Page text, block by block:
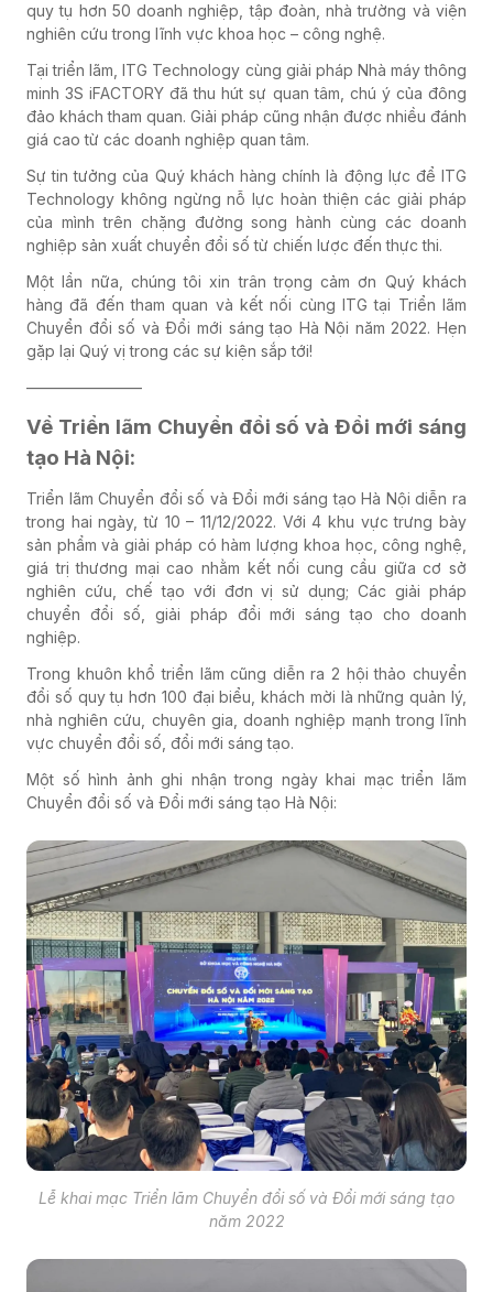
quy tụ hơn 50 doanh nghiệp, tập đoàn, nhà trường và viện
nghiên cứu trong lĩnh vực khoa học – công nghệ.
Tại triển lãm, ITG Technology cùng giải pháp Nhà máy thông
minh 3S iFACTORY đã thu hút sự quan tâm, chú ý của đông
đảo khách tham quan. Giải pháp cũng nhận được nhiều đánh
giá cao từ các doanh nghiệp quan tâm.
Sự tin tưởng của Quý khách hàng chính là động lực để ITG
Technology không ngừng nỗ lực hoàn thiện các giải pháp
của mình trên chặng đường song hành cùng các doanh
nghiệp sản xuất chuyển đổi số từ chiến lược đến thực thi.
Một lần nữa, chúng tôi xin trân trọng cảm ơn Quý khách
hàng đã đến tham quan và kết nối cùng ITG tại Triển lãm
Chuyển đổi số và Đổi mới sáng tạo Hà Nội năm 2022. Hẹn
gặp lại Quý vị trong các sự kiện sắp tới!
———————–
Về Triển lãm Chuyển đổi số và Đổi mới sáng
tạo Hà Nội:
Triển lãm Chuyển đổi số và Đổi mới sáng tạo Hà Nội diễn ra
trong hai ngày, từ 10 – 11/12/2022. Với 4 khu vực trưng bày
sản phẩm và giải pháp có hàm lượng khoa học, công nghệ,
giá trị thương mại cao nhằm kết nối cung cầu giữa cơ sở
nghiên cứu, chế tạo với đơn vị sử dụng; Các giải pháp
chuyển đổi số, giải pháp đổi mới sáng tạo cho doanh
nghiệp.
Trong khuôn khổ triển lãm cũng diễn ra 2 hội thảo chuyển
đổi số quy tụ hơn 100 đại biểu, khách mời là những quản lý,
nhà nghiên cứu, chuyên gia, doanh nghiệp mạnh trong lĩnh
vực chuyển đổi số, đổi mới sáng tạo.
Một số hình ảnh ghi nhận trong ngày khai mạc triển lãm
Chuyển đổi số và Đổi mới sáng tạo Hà Nội:
Lễ khai mạc Triển lãm Chuyển đổi số và Đổi mới sáng tạo
năm 2022